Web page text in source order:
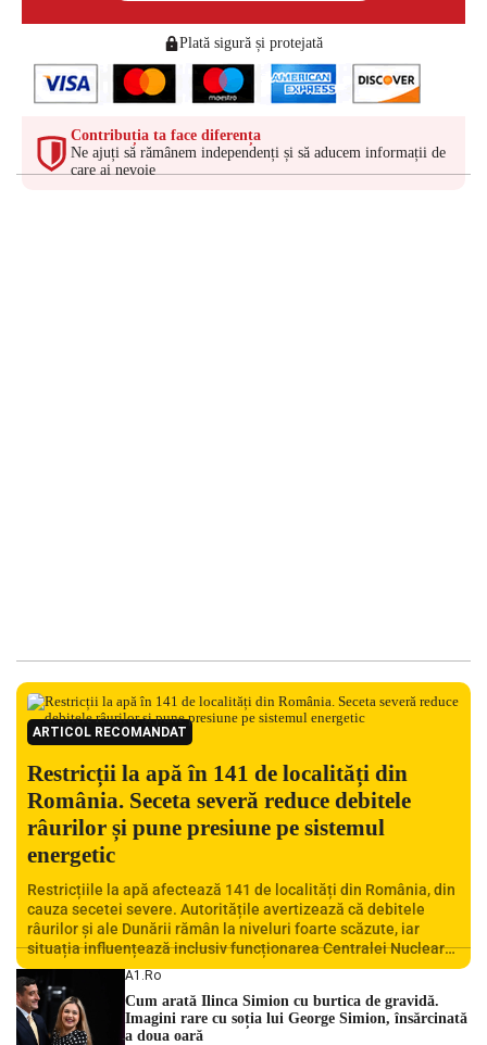
Plată sigură și protejată
Contribuția ta face diferența
Ne ajuți să rămânem independenți și să aducem informații de
care ai nevoie
ARTICOL RECOMANDAT
Restricții la apă în 141 de localități din
România. Seceta severă reduce debitele
râurilor și pune presiune pe sistemul
energetic
Restricțiile la apă afectează 141 de localități din România, din
cauza secetei severe. Autoritățile avertizează că debitele
râurilor și ale Dunării rămân la niveluri foarte scăzute, iar
situația influențează inclusiv funcționarea Centralei Nucleare
de la Cernavodă. România se confruntă cu una dintre cele mai
dificile perioade din punct de vedere hidrologic din ultimii ani.
Lipsa […]
A1.ro
Cum arată Ilinca Simion cu burtica de gravidă.
Imagini rare cu soția lui George Simion, însărcinată
a doua oară